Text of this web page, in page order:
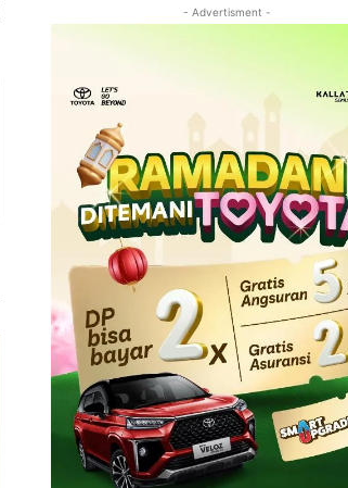
- Advertisment -